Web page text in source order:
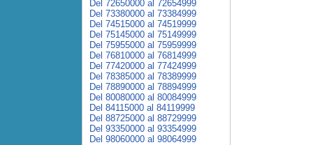
Del 72650000 al 72654999
Del 73380000 al 73384999
Del 74515000 al 74519999
Del 75145000 al 75149999
Del 75955000 al 75959999
Del 76810000 al 76814999
Del 77420000 al 77424999
Del 78385000 al 78389999
Del 78890000 al 78894999
Del 80080000 al 80084999
Del 84115000 al 84119999
Del 88725000 al 88729999
Del 93350000 al 93354999
Del 98060000 al 98064999